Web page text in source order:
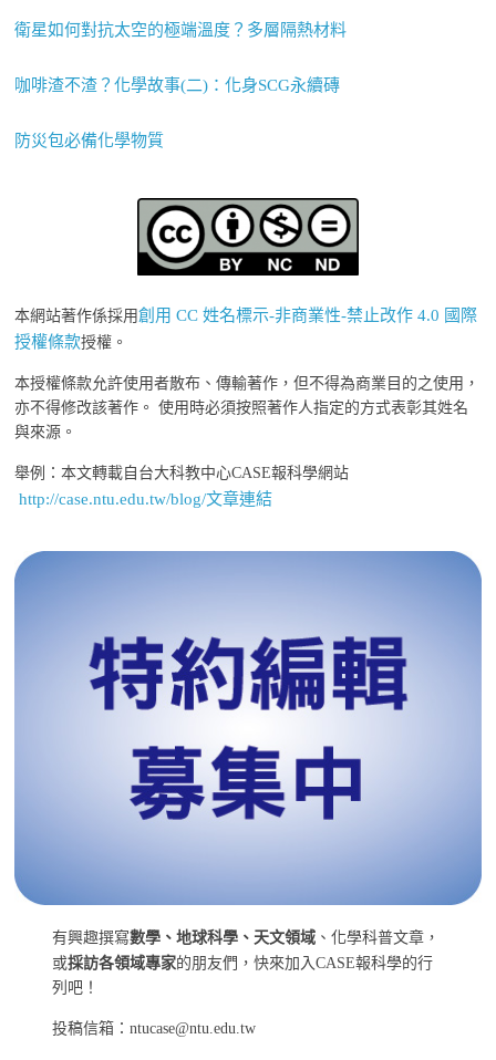
衛星如何對抗太空的極端溫度？多層隔熱材料
咖啡渣不渣？化學故事(二)：化身SCG永續磚
防災包必備化學物質
本網站著作係採用創用 CC 姓名標示-非商業性-禁止改作 4.0 國際
授權條款授權。
本授權條款允許使用者散布、傳輸著作，但不得為商業目的之使用，
亦不得修改該著作。 使用時必須按照著作人指定的方式表彰其姓名
與來源。
舉例：本文轉載自台大科教中心CASE報科學網站
http://case.ntu.edu.tw/blog/文章連結
有興趣撰寫數學、地球科學、天文領域 、化學科普文章，
或採訪各領域專家的朋友們，快來加入CASE報科學的行
列吧！
投稿信箱：ntucase@ntu.edu.tw